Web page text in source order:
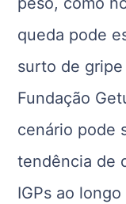
queda pode
surto de
Fundação
cenário pode
tendência de
IGPs ao